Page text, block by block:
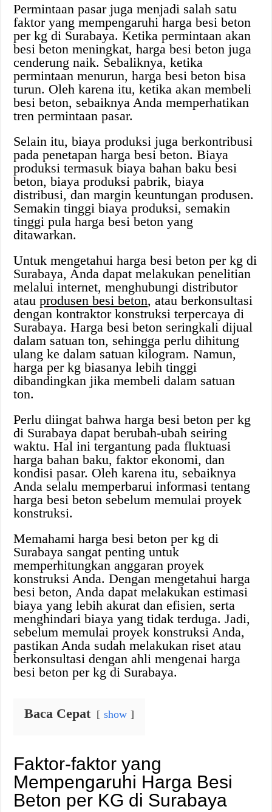
Permintaan pasar juga menjadi salah satu
faktor yang mempengaruhi harga besi beton
per kg di Surabaya. Ketika permintaan akan
besi beton meningkat, harga besi beton juga
cenderung naik. Sebaliknya, ketika
permintaan menurun, harga besi beton bisa
turun. Oleh karena itu, ketika akan membeli
besi beton, sebaiknya Anda memperhatikan
tren permintaan pasar.
Selain itu, biaya produksi juga berkontribusi
pada penetapan harga besi beton. Biaya
produksi termasuk biaya bahan baku besi
beton, biaya produksi pabrik, biaya
distribusi, dan margin keuntungan produsen.
Semakin tinggi biaya produksi, semakin
tinggi pula harga besi beton yang
ditawarkan.
Untuk mengetahui harga besi beton per kg di
Surabaya, Anda dapat melakukan penelitian
melalui internet, menghubungi distributor
atauprodusen besi beton, atau berkonsultasi
dengan kontraktor konstruksi terpercaya di
Surabaya. Harga besi beton seringkali dijual
dalam satuan ton, sehingga perlu dihitung
ulang ke dalam satuan kilogram. Namun,
harga per kg biasanya lebih tinggi
dibandingkan jika membeli dalam satuan
ton.
Perlu diingat bahwa harga besi beton per kg
di Surabaya dapat berubah-ubah seiring
waktu. Hal ini tergantung pada fluktuasi
harga bahan baku, faktor ekonomi, dan
kondisi pasar. Oleh karena itu, sebaiknya
Anda selalu memperbarui informasi tentang
harga besi beton sebelum memulai proyek
konstruksi.
Memahami harga besi beton per kg di
Surabaya sangat penting untuk
memperhitungkan anggaran proyek
konstruksi Anda. Dengan mengetahui harga
besi beton, Anda dapat melakukan estimasi
biaya yang lebih akurat dan efisien, serta
menghindari biaya yang tidak terduga. Jadi,
sebelum memulai proyek konstruksi Anda,
pastikan Anda sudah melakukan riset atau
berkonsultasi dengan ahli mengenai harga
besi beton per kg di Surabaya.
Baca Cepat show
Faktor-faktor yang
Mempengaruhi Harga Besi
Beton per KG di Surabaya